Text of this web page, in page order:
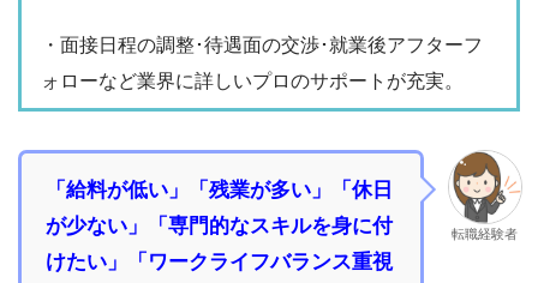
・面接日程の調整･待遇面の交渉･就業後アフターフ
ォローなど業界に詳しいプロのサポートが充実。
「給料が低い」「残業が多い」「休日
が少ない」「専門的なスキルを身に付
けたい」「ワークライフバランス重視
転職経験者